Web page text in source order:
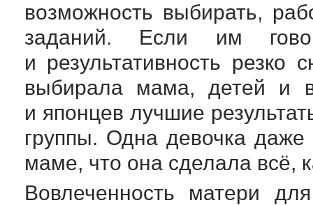
возможность выбирать,
заданий. Если им
и результативность
выбирала мама, детей и
и японцев лучшие
группы. Одна девочка даже
маме, что она сделала всё,
Вовлеченность матери